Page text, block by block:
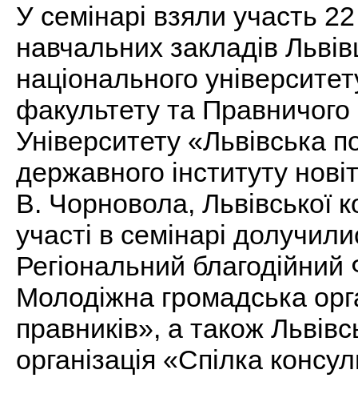
У семінарі взяли участь
навчальних закладів
національного
факультету та
Університету «Львівська
державного інституту
В. Чорновола, Львівської
участі в семінарі
Регіональний
Молодіжна громадська
правників», а також
організація «Спілка